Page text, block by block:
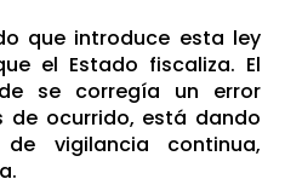
que introduce esta ley
el Estado fiscaliza. El
se corregía un error
de ocurrido, está dando
vigilancia continua,